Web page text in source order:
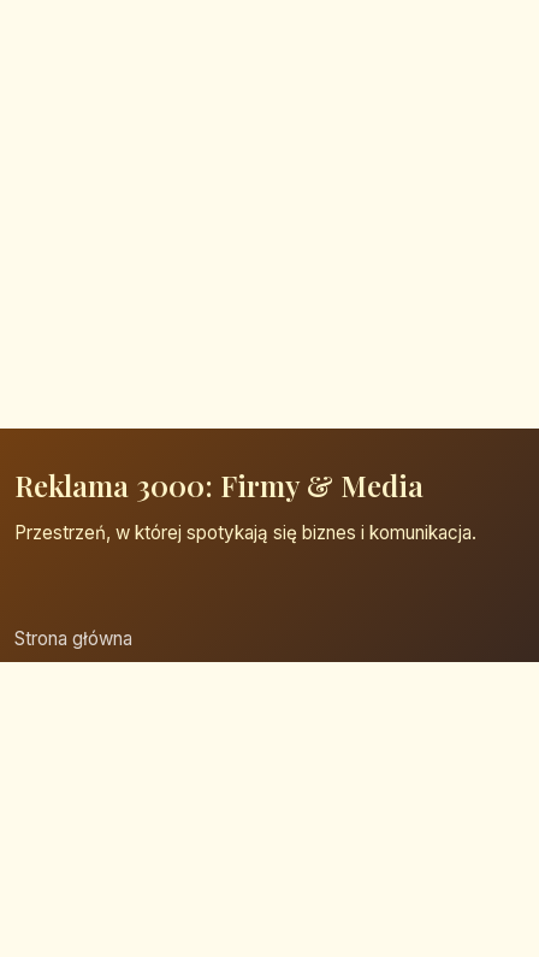
Reklama 3000: Firmy & Media
Przestrzeń, w której spotykają się biznes i komunikacja.
Strona główna